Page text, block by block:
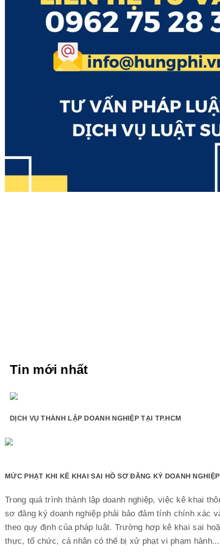
Tin mới nhất
DỊCH VỤ THÀNH LẬP DOANH NGHIỆP TẠI TP.HCM
MỨC PHẠT KHI KÊ KHAI SAI HỒ SƠ ĐĂNG KÝ DOANH NGHIỆP
Trong quá trình thành lập doanh nghiệp, việc kê khai
sơ đăng ký doanh nghiệp phải bảo đảm tính chính xác
theo quy định của pháp luật. Trường hợp kê khai sai
thực, tổ chức, cá nhân có thể bị xử phạt vi phạm hành...